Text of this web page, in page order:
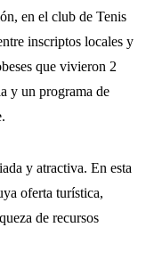
en el club de Tenis
inscriptos locales y
que vivieron 2
y un programa de
y atractiva. En esta
oferta turística,
de recursos